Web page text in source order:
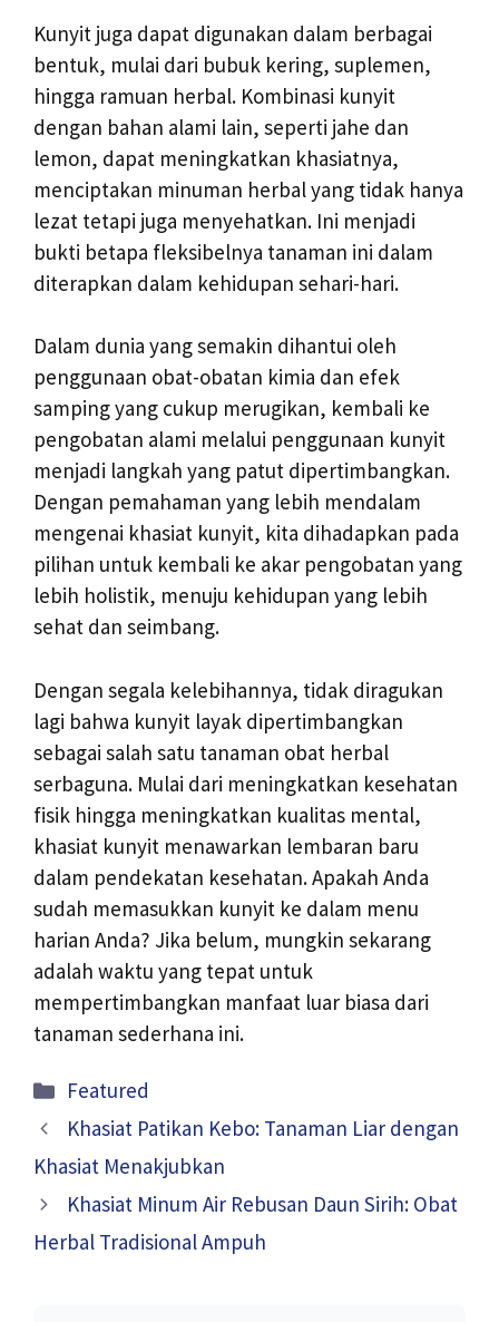
Kunyit juga dapat digunakan dalam berbagai
bentuk, mulai dari bubuk kering, suplemen,
hingga ramuan herbal. Kombinasi kunyit
dengan bahan alami lain, seperti jahe dan
lemon, dapat meningkatkan khasiatnya,
menciptakan minuman herbal yang tidak hanya
lezat tetapi juga menyehatkan. Ini menjadi
bukti betapa fleksibelnya tanaman ini dalam
diterapkan dalam kehidupan sehari-hari.
Dalam dunia yang semakin dihantui oleh
penggunaan obat-obatan kimia dan efek
samping yang cukup merugikan, kembali ke
pengobatan alami melalui penggunaan kunyit
menjadi langkah yang patut dipertimbangkan.
Dengan pemahaman yang lebih mendalam
mengenai khasiat kunyit, kita dihadapkan pada
pilihan untuk kembali ke akar pengobatan yang
lebih holistik, menuju kehidupan yang lebih
sehat dan seimbang.
Dengan segala kelebihannya, tidak diragukan
lagi bahwa kunyit layak dipertimbangkan
sebagai salah satu tanaman obat herbal
serbaguna. Mulai dari meningkatkan kesehatan
fisik hingga meningkatkan kualitas mental,
khasiat kunyit menawarkan lembaran baru
dalam pendekatan kesehatan. Apakah Anda
sudah memasukkan kunyit ke dalam menu
harian Anda? Jika belum, mungkin sekarang
adalah waktu yang tepat untuk
mempertimbangkan manfaat luar biasa dari
tanaman sederhana ini.
Kategori
Featured
Khasiat Patikan Kebo: Tanaman Liar dengan
Khasiat Menakjubkan
Khasiat Minum Air Rebusan Daun Sirih: Obat
Herbal Tradisional Ampuh